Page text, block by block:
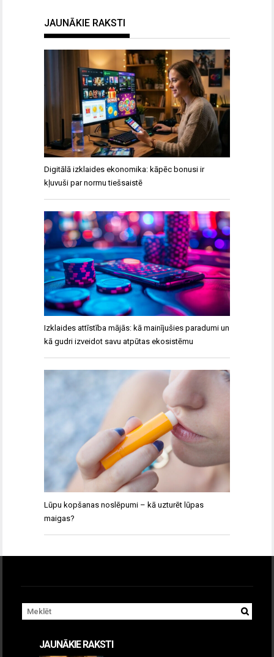
JAUNĀKIE RAKSTI
Digitālā izklaides ekonomika: kāpēc bonusi ir
kļuvuši par normu tiešsaistē
Izklaides attīstība mājās: kā mainījušies paradumi un
kā gudri izveidot savu atpūtas ekosistēmu
Lūpu kopšanas noslēpumi – kā uzturēt lūpas
maigas?
JAUNĀKIE RAKSTI